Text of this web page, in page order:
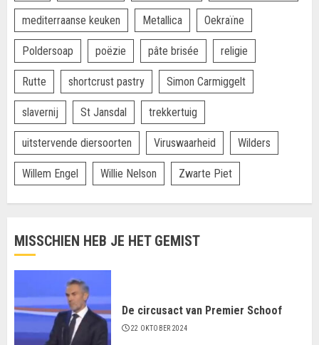
mediterraanse keuken Metallica Oekraïne
Poldersoap poëzie pâte brisée religie
Rutte shortcrust pastry Simon Carmiggelt
slavernij St Jansdal trekkertuig
uitstervende diersoorten Viruswaarheid Wilders
Willem Engel Willie Nelson Zwarte Piet
MISSCHIEN HEB JE HET GEMIST
De circusact van Premier Schoof
22 OKTOBER 2024